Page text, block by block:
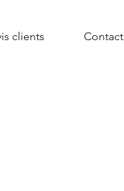
clients Contact